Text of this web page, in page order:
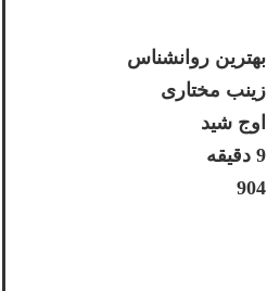
بهترین روانشناس
زینب مختاری
اوج شید
9 دقیقه
904